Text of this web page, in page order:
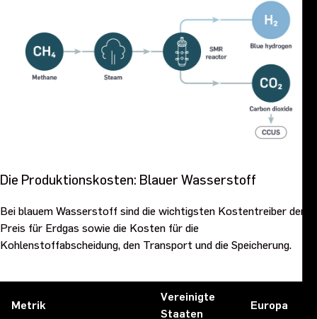
Die Produktionskosten: Blauer Wasserstoff
Bei blauem Wasserstoff sind die wichtigsten Kostentreiber der
Preis für Erdgas sowie die Kosten für die
Kohlenstoffabscheidung, den Transport und die Speicherung.
Metrik
Vereinigte
Staaten
Europa